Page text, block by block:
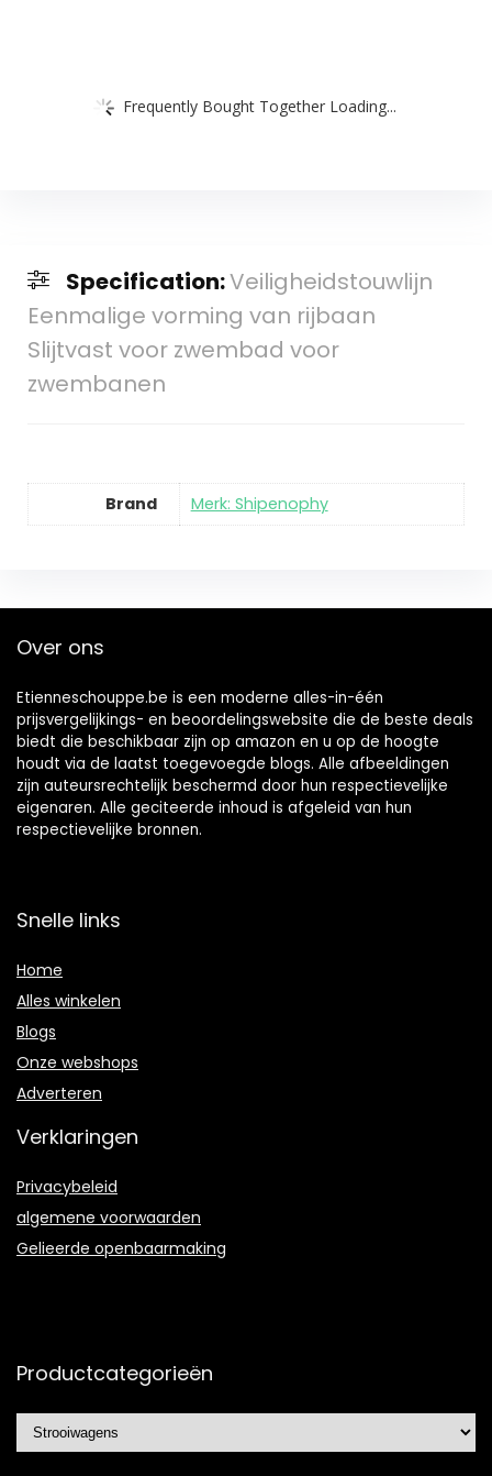
Frequently Bought Together Loading...
Specification:Veiligheidstouwlijn
Eenmalige vorming van rijbaan
Slijtvast voor zwembad voor
zwembanen
Brand Merk: Shipenophy
Over ons
Etienneschouppe.be is een moderne alles-in-één
prijsvergelijkings- en beoordelingswebsite die de beste deals
biedt die beschikbaar zijn op amazon en u op de hoogte
houdt via de laatst toegevoegde blogs. Alle afbeeldingen
zijn auteursrechtelijk beschermd door hun respectievelijke
eigenaren. Alle geciteerde inhoud is afgeleid van hun
respectievelijke bronnen.
Snelle links
Home
Alles winkelen
Blogs
Onze webshops
Adverteren
Verklaringen
Privacybeleid
algemene voorwaarden
Gelieerde openbaarmaking
Productcategorieën